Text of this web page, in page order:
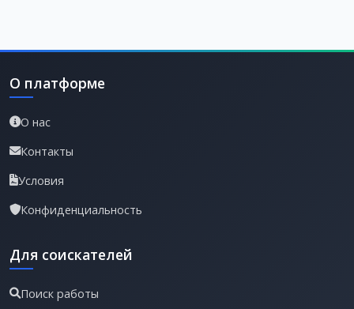
О платформе
О нас
Контакты
Условия
Конфиденциальность
Для соискателей
Поиск работы